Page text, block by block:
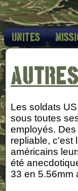
Unites
Les soldats
sous toutes
employés.
repliable, c'est
américains
été
33 en 5.56mm